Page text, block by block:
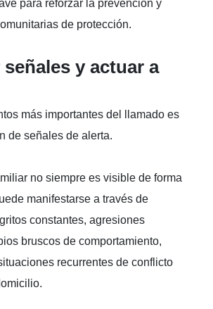
para reforzar la prevención y
de protección.
y actuar a
más importantes del llamado es
de señales de alerta.
no siempre es visible de forma
manifestarse a través de
constantes, agresiones
bruscos de comportamiento,
recurrentes de conflicto